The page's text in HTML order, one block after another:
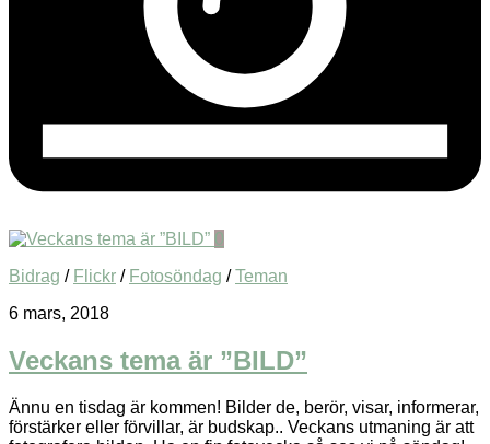
0
Bidrag / Flickr / Fotosöndag /Teman
6 mars, 2018
Veckans tema är ”BILD”
Ännu en tisdag är kommen! Bilder de, berör, visar, informerar,
förstärker eller förvillar, är budskap.. Veckans utmaning är att